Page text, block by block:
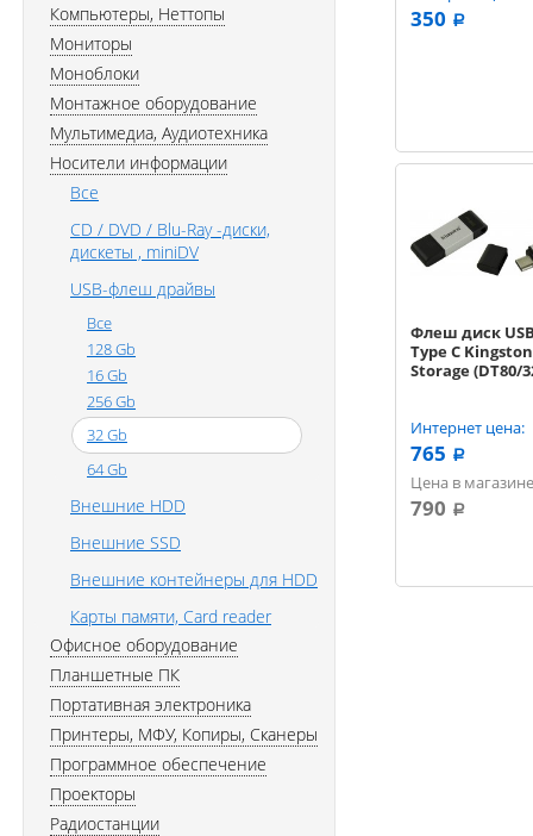
350 a
Флеш диск
Type C
Storage (DT80/
Интернет цена:
765 a
Цена в
790 a
Компьютеры, Неттопы
Мониторы
Моноблоки
Монтажное оборудование
Мультимедиа, Аудиотехника
Носители информации
Все
CD / DVD / Blu-Ray -диски,
дискеты , miniDV
USB-флеш драйвы
Все
128 Gb
16 Gb
256 Gb
32 Gb
64 Gb
Внешние HDD
Внешние SSD
Внешние контейнеры для HDD
Карты памяти, Card reader
Офисное оборудование
Планшетные ПК
Портативная электроника
Принтеры, МФУ, Копиры, Сканеры
Программное обеспечение
Проекторы
Радиостанции